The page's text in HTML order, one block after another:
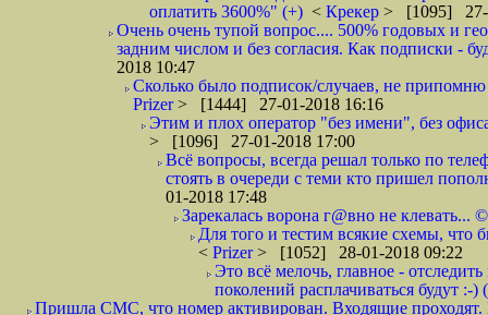
оплатить 3600%" (+) < Крекер > [1095] 27-
Очень очень тупой вопрос.... 500% годовых и
задним числом и без согласия. Как подписки -
2018 10:47
Сколько было подписок/случаев, не
Prizer> [1444] 27-01-2018 16:16
Этим и плох оператор "без имени", без
> [1096] 27-01-2018 17:00
Всё вопросы, всегда решал только по
стоять в очереди с теми кто пришел
01-2018 17:48
Зарекалась ворона г@вно не клевать...
Для того и тестим всякие схемы, что
< Prizer> [1052] 28-01-2018 09:22
Это всё мелочь, главное -
поколений расплачиваться будут :-)
Пришла СМС, что номер активирован. Входящие проходят.